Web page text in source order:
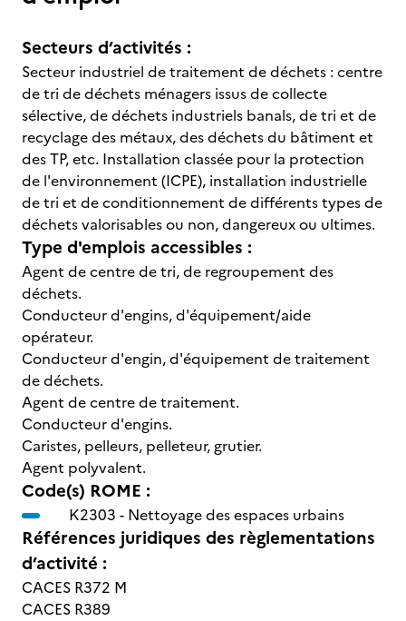
Secteurs d’activités :
Secteur industriel de traitement de déchets : centre
de tri de déchets ménagers issus de collecte
sélective, de déchets industriels banals, de tri et de
recyclage des métaux, des déchets du bâtiment et
des TP, etc. Installation classée pour la protection
de l'environnement (ICPE), installation industrielle
de tri et de conditionnement de différents types de
déchets valorisables ou non, dangereux ou ultimes.
Type d'emplois accessibles :
Agent de centre de tri, de regroupement des
déchets.
Conducteur d'engins, d'équipement/aide
opérateur.
Conducteur d'engin, d'équipement de traitement
de déchets.
Agent de centre de traitement.
Conducteur d'engins.
Caristes, pelleurs, pelleteur, grutier.
Agent polyvalent.
Code(s) ROME :
K2303 - Nettoyage des espaces urbains
Références juridiques des règlementations
d’activité :
CACES R372 M
CACES R389